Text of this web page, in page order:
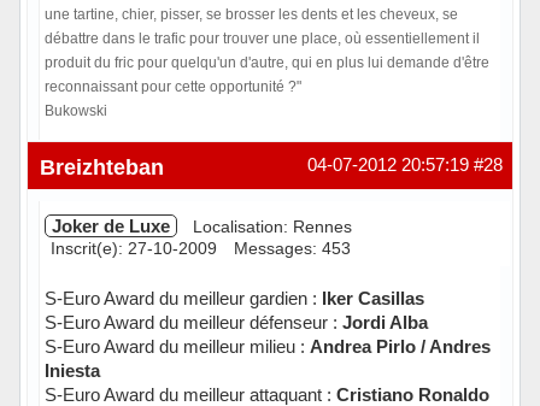
une tartine, chier, pisser, se brosser les dents et les cheveux, se
débattre dans le trafic pour trouver une place, où essentiellement il
produit du fric pour quelqu'un d'autre, qui en plus lui demande d'être
reconnaissant pour cette opportunité ?"
Bukowski
Hors ligne #28
04-07-2012 20:57:19
Breizhteban
Joker de Luxe
Localisation: Rennes
Inscrit(e): 27-10-2009
Messages: 453
S-Euro Award du meilleur gardien : Iker Casillas
S-Euro Award du meilleur défenseur : Jordi Alba
S-Euro Award du meilleur milieu : Andrea Pirlo / Andres
Iniesta
S-Euro Award du meilleur attaquant : Cristiano Ronaldo